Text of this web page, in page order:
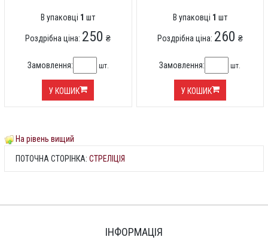
В упаковці 1 шт
Роздрібна ціна: 250 ₴
Замовлення: шт.
У КОШИК
В упаковці 1 шт
Роздрібна ціна: 260 ₴
Замовлення: шт.
У КОШИК
На рівень вищий
ПОТОЧНА СТОРІНКА: СТРЕЛІЦІЯ
ІНФОРМАЦІЯ